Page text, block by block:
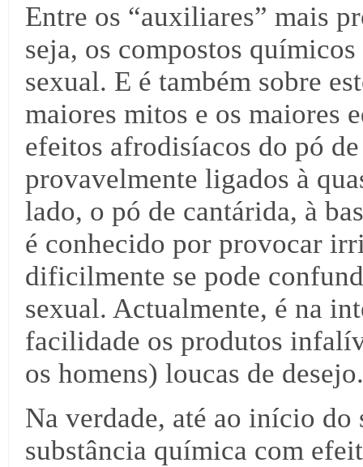
Entre os “auxiliares” mais
seja, os compostos
sexual. E é também sobre
maiores mitos e os maiores
efeitos afrodisíacos do pó
provavelmente ligados à
lado, o pó de cantárida, à
é conhecido por provocar
dificilmente se pode
sexual. Actualmente, é na
facilidade os produtos
os homens) loucas de desejo.
Na verdade, até ao início
substância química com